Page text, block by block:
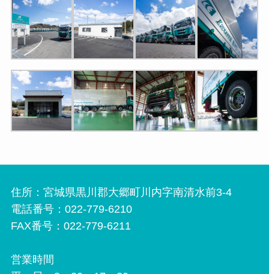
住所：宮城県黒川郡大郷町川内字南清水前3-4
電話番号：022-779-6210
FAX番号：022-779-6211
営業時間